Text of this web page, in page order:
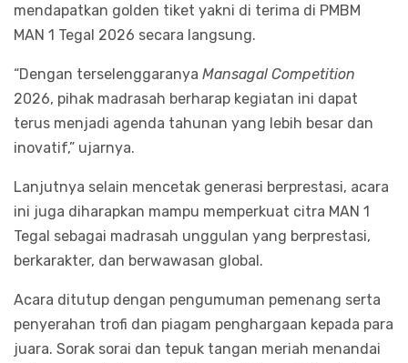
mendapatkan golden tiket yakni di terima di PMBM
MAN 1 Tegal 2026 secara langsung.
“Dengan terselenggaranya Mansagal Competition
2026, pihak madrasah berharap kegiatan ini dapat
terus menjadi agenda tahunan yang lebih besar dan
inovatif,” ujarnya.
Lanjutnya selain mencetak generasi berprestasi, acara
ini juga diharapkan mampu memperkuat citra MAN 1
Tegal sebagai madrasah unggulan yang berprestasi,
berkarakter, dan berwawasan global.
Acara ditutup dengan pengumuman pemenang serta
penyerahan trofi dan piagam penghargaan kepada para
juara. Sorak sorai dan tepuk tangan meriah menandai